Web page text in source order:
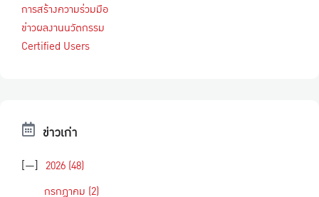
การสร้างความร่วมมือ
ข่าวผลงานนวัตกรรม
Certified Users
ข่าวเก่า
[—] 2026 (48)
กรกฎาคม (2)